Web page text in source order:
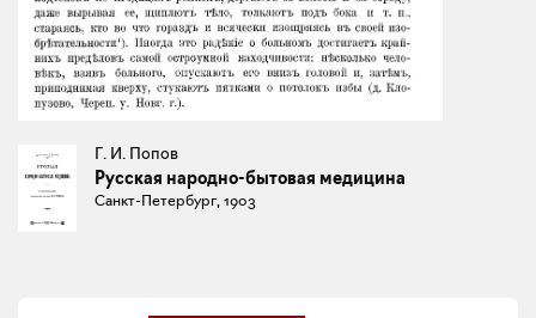
Г. И. Попов
Русская народно-бытовая медицина
Санкт-Петербург, 1903